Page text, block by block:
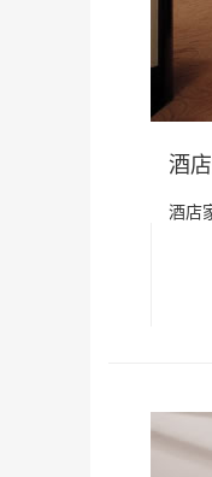
酒
酒店